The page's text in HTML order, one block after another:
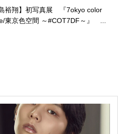
島裕翔】初写真展 『7okyo color
東京色空間 ～#COT7DF～』 ...